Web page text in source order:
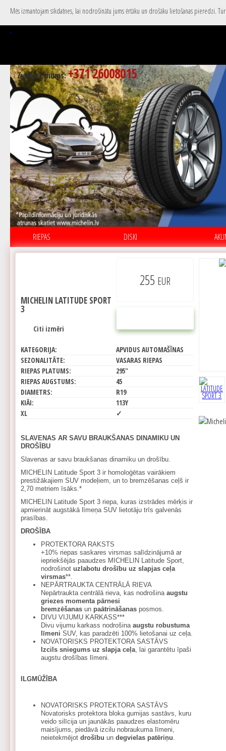
Mēs izmantojam sīkdatnes, lai nodrošinātu jums ērtāku un drošāku lietošanas pieredzi.
Zvaniet mums:+371 26008015
RIEPAS DISKI
255 EUR
MICHELIN LATITUDE SPORT
3
Citi izmēri
KATEGORIJA:
APVIDUS AUTOMAŠĪNAS
SEZONALITĀTE:
VASARAS RIEPAS
RIEPAS PLATUMS:
295"
RIEPAS AUGSTUMS:
45
DIAMETRS:
R19
KIĀI:
113Y
XL
✓
SLAVENAS AR SAVU BRAUKŠANAS DINAMIKU UN
DROŠĪBU
Slavenas ar savu braukšanas dinamiku un drošību.
MICHELIN Latitude Sport 3 ir homoloģētas vairākiem
prestižākajiem SUV modeļiem, un to bremzēšanas ceļš ir
2,70 metriem īsāks.*
MICHELIN Latitude Sport 3 riepa, kuras izstrādes mērķis ir
apmierināt augstākā līmeņa SUV lietotāju trīs galvenās
prasības.
DROŠĪBA
PROTEKTORA RAKSTS
+10% riepas saskares virsmas salīdzinājumā ar
iepriekšējās paaudzes MICHELIN Latitude Sport,
nodrošinot uzlabotu drošību uz slapjas ceļa
virsmas**.
NEPĀRTRAUKTA CENTRĀLĀ RIEVA
Nepārtraukta centrālā rieva, kas nodrošina augstu
griezes momenta pārnesi
bremzēšanas un paātrināšanas posmos.
DIVU VIJUMU KARKASS***
Divu vijumu karkass nodrošina augstu robustuma
līmeni SUV, kas paradzēti 100% lietošanai uz ceļa.
NOVATORISKS PROTEKTORA SASTĀVS
Izcils sniegums uz slapja ceļa, lai garantētu īpaši
augstu drošības līmeni.
ILGMŪŽĪBA
NOVATORISKS PROTEKTORA SASTĀVS
Novatorisks protektora bloka gumijas sastāvs, kuru
veido silīcija un jaunākās paaudzes elastomēru
maisījums, piedāvā izcilu nobraukuma līmeni,
neietekmējot drošību un degvielas patēriņu.